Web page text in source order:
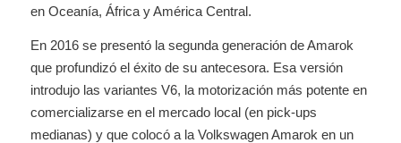
en Oceanía, África y América Central.
En 2016 se presentó la segunda generación de Amarok
que profundizó el éxito de su antecesora. Esa versión
introdujo las variantes V6, la motorización más potente en
comercializarse en el mercado local (en pick-ups
medianas) y que colocó a la Volkswagen Amarok en un